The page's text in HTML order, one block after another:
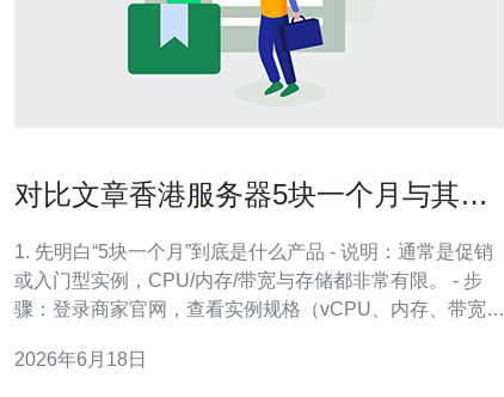
对比文章香港服务器5块一个月与其他
1. 先明白“5块一个月”到底是什么产品 - 说明：通常是促销
或入门型实例，CPU/内存/带宽与存储都非常有限。 - 步
骤：登录商家官网，查看实例规格（vCPU、内存、带宽、
计费方式（按月/按小时、是否包年、是否需绑定域名备
2026年6月18日